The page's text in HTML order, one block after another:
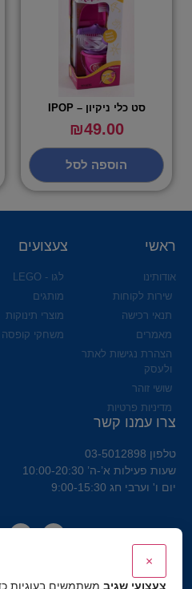
סט כלי ניקיון – IPOP
₪49.00
הוספה לסל
ראשי
אודותינו
שירות לקוחות
תנאי רכישה
מאמרים
הצהרת נגישות לאתר
ולעסק
שושי זוהר
מדיניות פרטיות
צעצועים
לגו - LEGO
מותגים
מוצרי תינוקות
משחקי קופסה
צרו עמנו קשר
טלפון 03-5012898
שעות פעילות א’-ה’ 10:00-20:30
יום ו' וערבי חג 9:00-15:30
×
צעצועי שגיב משתמשים בעוגיות